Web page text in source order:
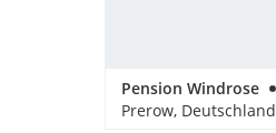
Pension Windrose
Prerow, Deutschland